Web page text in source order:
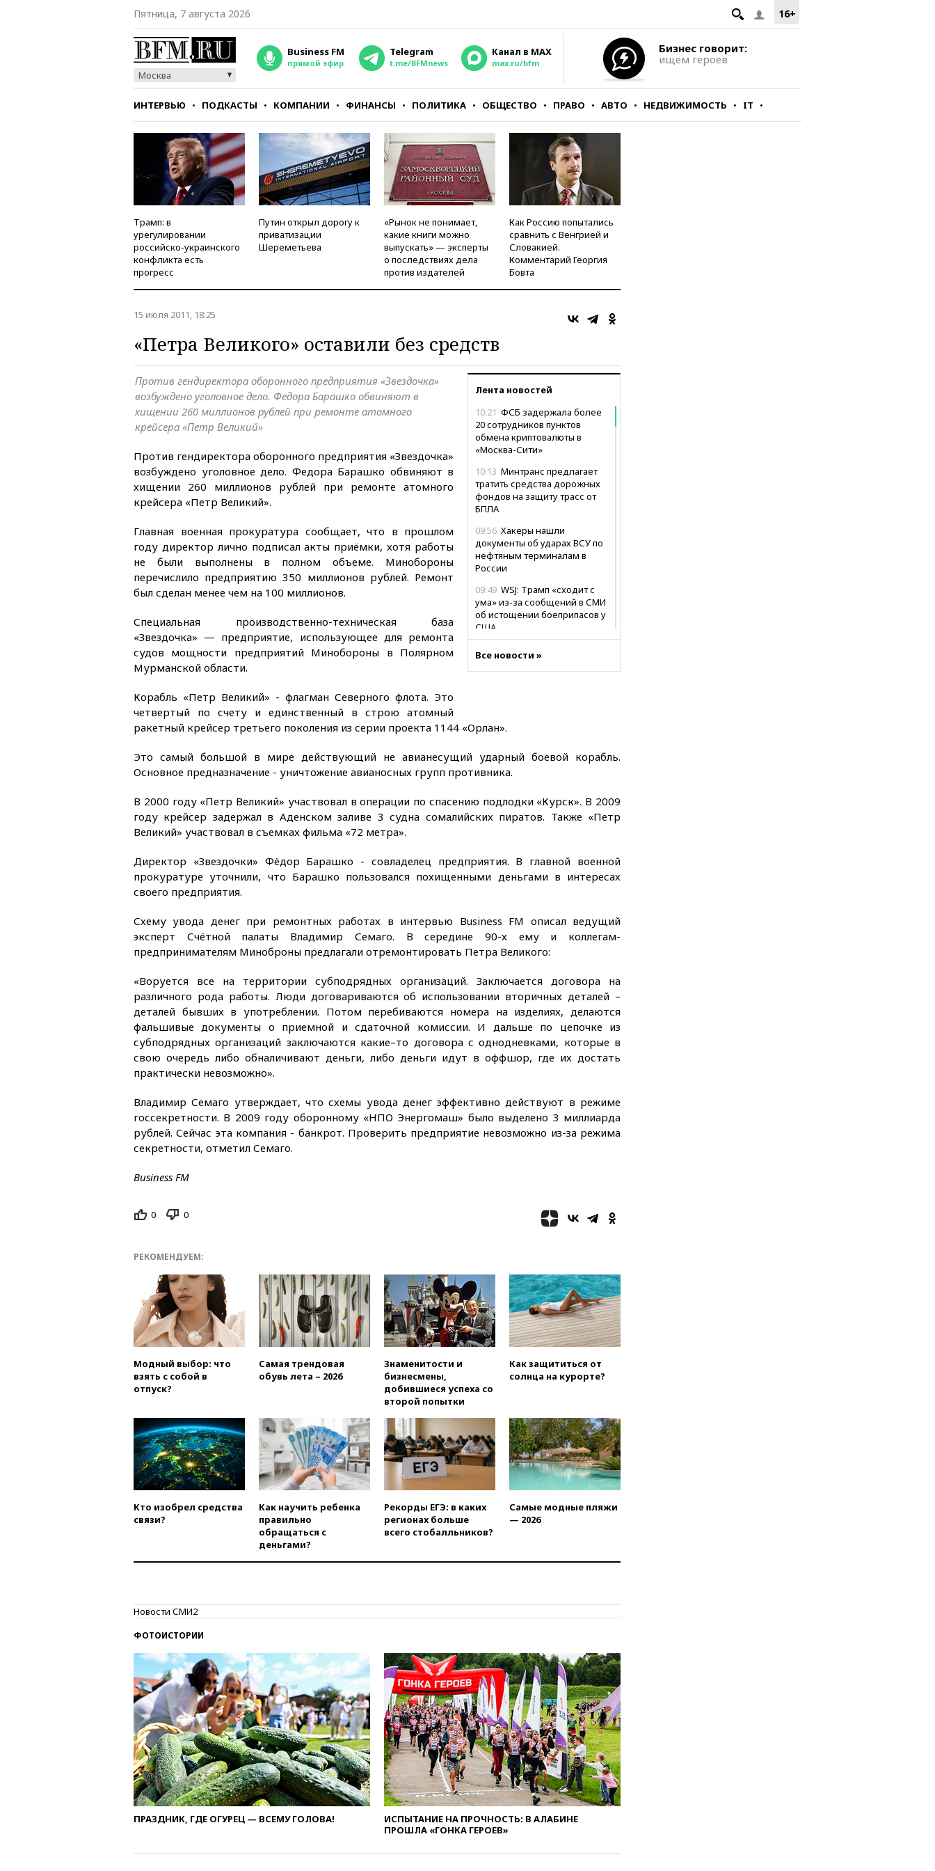
16+
Пятница, 7 августа 2026
Москва
Business FM
прямой эфир
Telegram
t.me/BFMnews
Канал в MAX
max.ru/bfm
Бизнес говорит:
ищем героев
ИНТЕРВЬЮ ПОДКАСТЫ КОМПАНИИ ФИНАНСЫ ПОЛИТИКА ОБЩЕСТВО ПРАВО АВТО НЕДВИЖИМОСТЬ IT
СТИЛЬ ТЕСТЫ
Трамп: в
урегулировании
российско-украинского
конфликта есть
прогресс
Путин открыл дорогу к
приватизации
Шереметьева
«Рынок не понимает,
какие книги можно
выпускать» — эксперты
о последствиях дела
против издателей
Как Россию попытались
сравнить с Венгрией и
Словакией.
Комментарий Георгия
Бовта
15 июля 2011, 18:25
«Петра Великого» оставили без средств
Лента новостей
10:21 ФСБ задержала более
20 сотрудников пунктов
обмена криптовалюты в
«Москва-Сити»
10:13 Минтранс предлагает
тратить средства дорожных
фондов на защиту трасс от
БПЛА
09:56 Хакеры нашли
документы об ударах ВСУ по
нефтяным терминалам в
России
09:49 WSJ: Трамп «сходит с
ума» из-за сообщений в СМИ
об истощении боеприпасов у
США
в 2028 году могут войти в
состав Евросоюза
принципам ЕАЭС
09:06Гендиректора
удмуртской «Ижавиа»
попросили уволиться
08:51Рубио попросил Лаврова
освободить бывшего
американского морпеха,
08:22В Екатеринбурге
атакован склад Wildberries
есть жертвы
07:00Лесной пожар в 30
километрах от Ванкувера
06:00 Суд обязал Meta
выплатить $567 млн по делу о
вреде психическому
здоровью детей
05:51Трамп подписал указ
против «родильного туризма»
рублей в пользу семьи
отравившегося в детсаду
мальчика
не соответствует нормам
химической безопасности
00:01
Трамп заявил о
необходимости пополнения
арсенала США
вчера, 23:28Слуцкий призвал
нежелательной организацией
вчера, 23:15
В Смоленске
время урагана
вчера, 22:55В Москве в
пятницу ожидаются ливни
вчера, 22:35Винисиус
продлил контракт с «Реалом»
до 2032 года
вчера, 22:28Отказаться от
российского гражданства
добропольском направлении
вчера, 21:58Генпрокуратура
признала нежелательным в
РФ американский Human
Rights Foundation
вчера, 21:35«Аэрофлот»
отменяет часть рейсов в Сочи
и Геленджик
вчера, 21:25Руслан Терновой
выиграл золото чемпионата
Европы в прыжках с 10-
метровой вышки
обращений о прекращении
Все новости »
Против гендиректора оборонного предприятия «Звездочка»
возбуждено уголовное дело. Федора Барашко обвиняют в
хищении 260 миллионов рублей при ремонте атомного
крейсера «Петр Великий»
Против гендиректора оборонного предприятия «Звездочка»
возбуждено уголовное дело. Федора Барашко обвиняют в
хищении 260 миллионов рублей при ремонте атомного
крейсера «Петр Великий».
Главная военная прокуратура сообщает, что в прошлом
году директор лично подписал акты приёмки, хотя работы
не были выполнены в полном объеме. Минобороны
перечислило предприятию 350 миллионов рублей. Ремонт
был сделан менее чем на 100 миллионов.
Специальная производственно-техническая база
«Звездочка» — предприятие, использующее для ремонта
судов мощности предприятий Минобороны в Полярном
Мурманской области.
Корабль «Петр Великий» - флагман Северного флота. Это
четвертый по счету и единственный в строю атомный
ракетный крейсер третьего поколения из серии проекта 1144 «Орлан».
Это самый большой в мире действующий не авианесущий ударный боевой корабль.
Основное предназначение - уничтожение авианосных групп противника.
В 2000 году «Петр Великий» участвовал в операции по спасению подлодки «Курск». В 2009
году крейсер задержал в Аденском заливе 3 судна сомалийских пиратов. Также «Петр
Великий» участвовал в съемках фильма «72 метра».
Директор «Звездочки» Фёдор Барашко - совладелец предприятия. В главной военной
прокуратуре уточнили, что Барашко пользовался похищенными деньгами в интересах
своего предприятия.
Схему увода денег при ремонтных работах в интервью Business FM описал ведущий
эксперт Счётной палаты Владимир Семаго. В середине 90-х ему и коллегам-
предпринимателям Миноброны предлагали отремонтировать Петра Великого:
«Воруется все на территории субподрядных организаций. Заключается договора на
различного рода работы. Люди договариваются об использовании вторичных деталей –
деталей бывших в употреблении. Потом перебиваются номера на изделиях, делаются
фальшивые документы о приемной и сдаточной комиссии. И дальше по цепочке из
субподрядных организаций заключаются какие–то договора с однодневками, которые в
свою очередь либо обналичивают деньги, либо деньги идут в оффшор, где их достать
практически невозможно».
Владимир Семаго утверждает, что схемы увода денег эффективно действуют в режиме
госсекретности. В 2009 году оборонному «НПО Энергомаш» было выделено 3 миллиарда
рублей. Сейчас эта компания - банкрот. Проверить предприятие невозможно из-за режима
секретности, отметил Семаго.
Business FM
0 0
РЕКОМЕНДУЕМ:
Модный выбор: что
взять с собой в
отпуск?
Самая трендовая
обувь лета – 2026
Знаменитости и
бизнесмены,
добившиеся успеха со
второй попытки
Как защититься от
солнца на курорте?
Кто изобрел средства
связи?
Как научить ребенка
правильно
обращаться с
деньгами?
Рекорды ЕГЭ: в каких
регионах больше
всего стобалльников?
Самые модные пляжи
— 2026
Новости СМИ2
ФОТОИСТОРИИ
ПРАЗДНИК, ГДЕ ОГУРЕЦ — ВСЕМУ ГОЛОВА!
ИСПЫТАНИЕ НА ПРОЧНОСТЬ: В АЛАБИНЕ
ПРОШЛА «ГОНКА ГЕРОЕВ»